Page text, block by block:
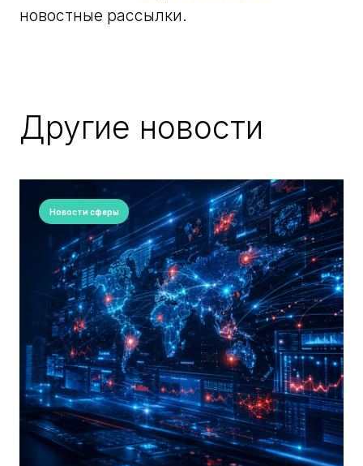
новостные рассылки.
Другие новости
Новости сферы